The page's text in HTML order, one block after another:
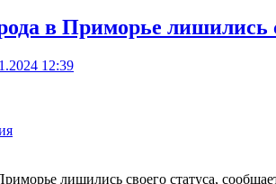
в Приморье лишились
12:39
лишились своего статуса,